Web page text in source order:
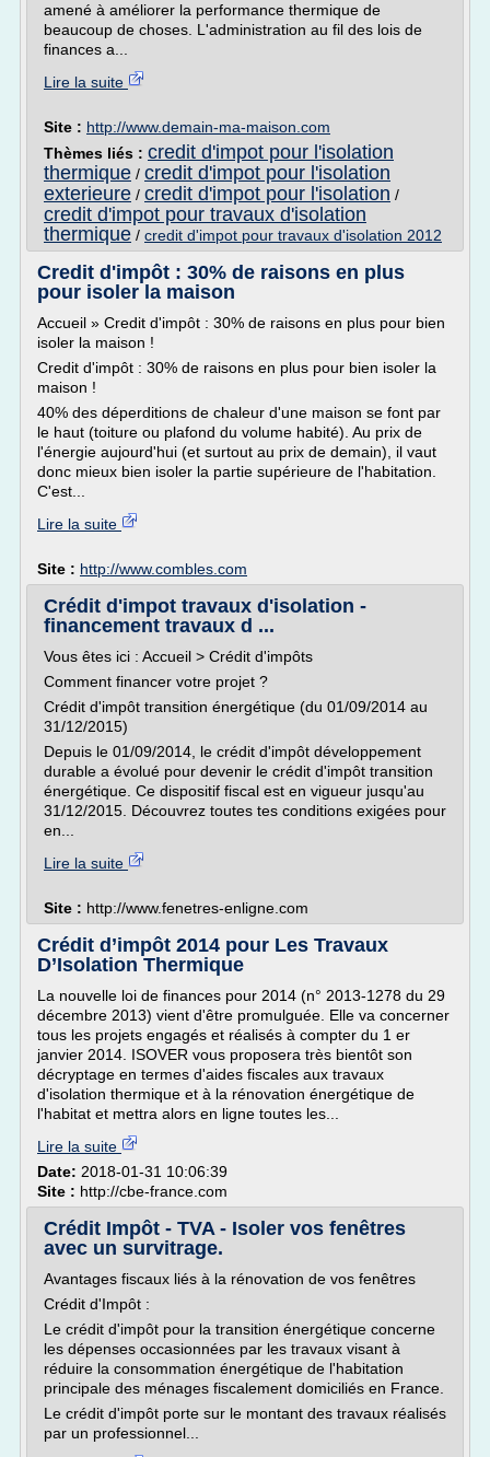
amené à améliorer la performance thermique de
beaucoup de choses. L'administration au fil des lois de
finances a...
Lire la suite
Site : http://www.demain-ma-maison.com
Thèmes liés : credit d'impot pour l'isolation
thermique / credit d'impot pour l'isolation
exterieure / credit d'impot pour l'isolation /
credit d'impot pour travaux d'isolation
thermique / credit d'impot pour travaux d'isolation 2012
Credit d'impôt : 30% de raisons en plus
pour isoler la maison
Accueil » Credit d'impôt : 30% de raisons en plus pour bien
isoler la maison !
Credit d'impôt : 30% de raisons en plus pour bien isoler la
maison !
40% des déperditions de chaleur d'une maison se font par
le haut (toiture ou plafond du volume habité). Au prix de
l'énergie aujourd'hui (et surtout au prix de demain), il vaut
donc mieux bien isoler la partie supérieure de l'habitation.
C'est...
Lire la suite
Site : http://www.combles.com
Crédit d'impot travaux d'isolation -
financement travaux d ...
Vous êtes ici : Accueil > Crédit d'impôts
Comment financer votre projet ?
Crédit d'impôt transition énergétique (du 01/09/2014 au
31/12/2015)
Depuis le 01/09/2014, le crédit d'impôt développement
durable a évolué pour devenir le crédit d'impôt transition
énergétique. Ce dispositif fiscal est en vigueur jusqu'au
31/12/2015. Découvrez toutes tes conditions exigées pour
en...
Lire la suite
Site : http://www.fenetres-enligne.com
Crédit d’impôt 2014 pour Les Travaux
D’Isolation Thermique
La nouvelle loi de finances pour 2014 (n° 2013-1278 du 29
décembre 2013) vient d'être promulguée. Elle va concerner
tous les projets engagés et réalisés à compter du 1 er
janvier 2014. ISOVER vous proposera très bientôt son
décryptage en termes d'aides fiscales aux travaux
d'isolation thermique et à la rénovation énergétique de
l'habitat et mettra alors en ligne toutes les...
Lire la suite
Date: 2018-01-31 10:06:39
Site : http://cbe-france.com
Crédit Impôt - TVA - Isoler vos fenêtres
avec un survitrage.
Avantages fiscaux liés à la rénovation de vos fenêtres
Crédit d'Impôt :
Le crédit d'impôt pour la transition énergétique concerne
les dépenses occasionnées par les travaux visant à
réduire la consommation énergétique de l'habitation
principale des ménages fiscalement domiciliés en France.
Le crédit d'impôt porte sur le montant des travaux réalisés
par un professionnel...